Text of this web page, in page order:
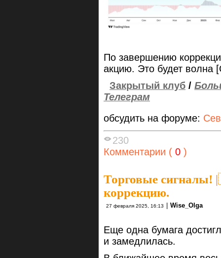
По завершению
акцию. Это будет волна
Закрытый клуб /
Телеграм
обсудить на форуме:
230
Комментарии ( 0 )
Торговые сигналы! |
коррекцию.
27 февраля 2025, 16:13 | Wise_Olga
Еще одна бумага
и замедлилась.